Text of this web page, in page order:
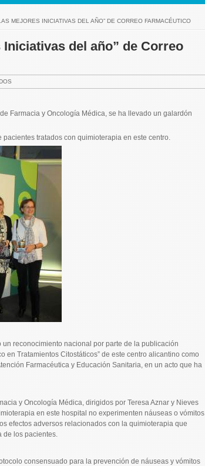
MEJORES INICIATIVAS DEL AÑO” DE CORREO FARMACÉUTICO
del año” de Correo
Farmacia y Oncología Médica, se ha llevado un galardón
tratados con quimioterapia en este centro.
reconocimiento nacional por parte de la publicación
Tratamientos Citostáticos” de este centro alicantino como
Farmacéutica y Educación Sanitaria, en un acto que ha
y Oncología Médica, dirigidos por Teresa Aznar y Nieves
en este hospital no experimenten náuseas o vómitos.
efectos adversos relacionados con la quimioterapia que
los pacientes.
consensuado para la prevención de náuseas y vómitos